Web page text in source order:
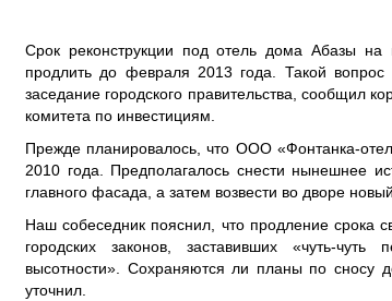
Срок реконструкции под отель дома Абазы
продлить до февраля 2013 года. Такой
заседание городского правительства, сообщил
комитета по инвестициям.
Прежде планировалось, что ООО «Фонтанка-
2010 года. Предполагалось снести нынешнее
главного фасада, а затем возвести во дворе
Наш собеседник пояснил, что продление срока
городских законов, заставивших «чуть-
высотности». Сохраняются ли планы по сносу
уточнил.